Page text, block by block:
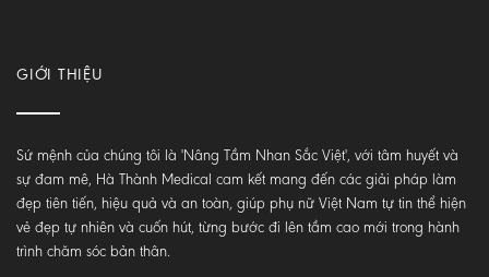
GIỚI THIỆU
Sứ mệnh của chúng tôi là 'Nâng Tầm Nhan Sắc Việt', với tâm huyết và
sự đam mê, Hà Thành Medical cam kết mang đến các giải pháp làm
đẹp tiên tiến, hiệu quả và an toàn, giúp phụ nữ Việt Nam tự tin thể hiện
vẻ đẹp tự nhiên và cuốn hút, từng bước đi lên tầm cao mới trong hành
trình chăm sóc bản thân.